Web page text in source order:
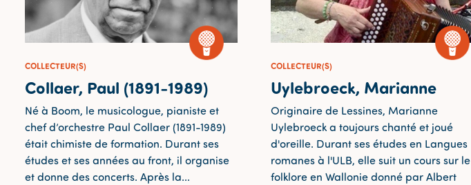
COLLECTEUR(S)
Collaer, Paul (1891-1989)
Né à Boom, le musicologue, pianiste et
chef d’orchestre Paul Collaer (1891-1989)
était chimiste de formation. Durant ses
études et ses années au front, il organise
et donne des concerts. Après la...
COLLECTEUR(S)
Uylebroeck, Marianne
Originaire de Lessines, Marianne
Uylebroeck a toujours chanté et joué
d'oreille. Durant ses études en Langues
romanes à l'ULB, elle suit un cours sur le
folklore en Wallonie donné par Albert